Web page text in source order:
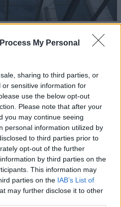
My Personal
sharing to third parties, or
sensitive information for
use the below opt-out
Please note that after your
you may continue seeing
personal information utilized by
to third parties prior to
opt-out of the further
by third parties on the
This information may
parties on the IAB’s List of
may further disclose it to other
οι 95 ειδικότητες
το νέο έτος
στοGoogle News
όλες τις ειδήσεις